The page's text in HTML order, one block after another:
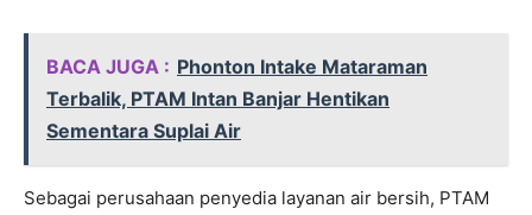
BACA JUGA : Phonton Intake Mataraman
Terbalik, PTAM Intan Banjar Hentikan
Sementara Suplai Air
Sebagai perusahaan penyedia layanan air bersih, PTAM